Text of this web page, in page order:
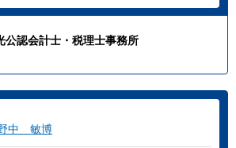
公認会計士・税理士事務所
中 敏博